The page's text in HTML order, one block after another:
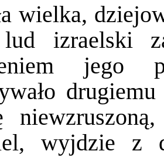
wielka,
lud izraelski
jego
wyjdzie z